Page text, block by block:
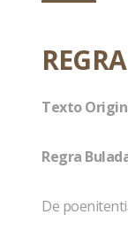
Texto
Regra
De